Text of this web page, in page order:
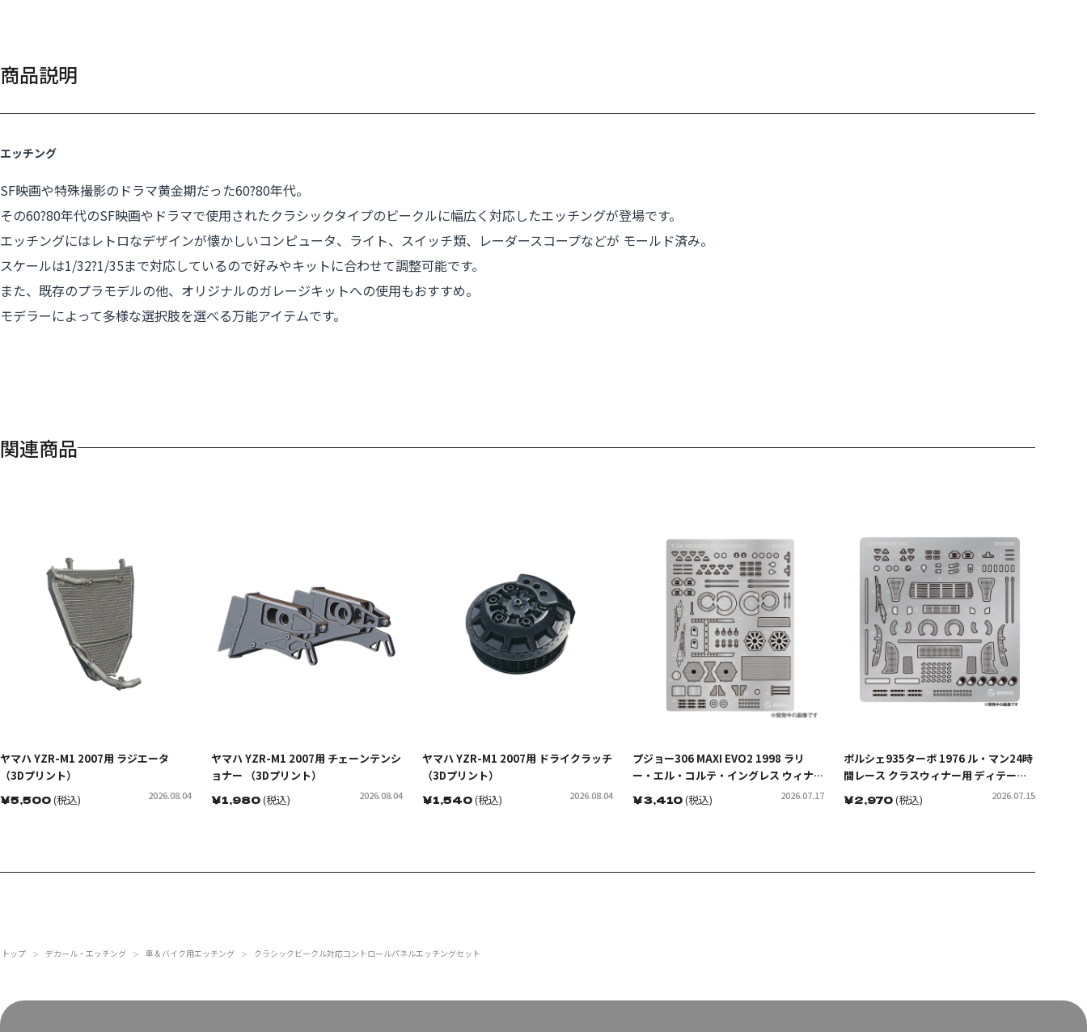
商品説明
エッチング
SF映画や特殊撮影のドラマ黄金期だった60?80年代。
その60?80年代のSF映画やドラマで使用されたクラシックタイプのビークルに幅広く対応したエッチングが登場です。
エッチングにはレトロなデザインが懐かしいコンピュータ、ライト、スイッチ類、レーダースコープなどが モールド済み。
スケールは1/32?1/35まで対応しているので好みやキットに合わせて調整可能です。
また、既存のプラモデルの他、オリジナルのガレージキットへの使用もおすすめ。
モデラーによって多様な選択肢を選べる万能アイテムです。
関連商品
ヤマハ YZR-M1 2007用 ラジエータ
（3Dプリント）
￥5,500(税込) 2026.08.04
ヤマハ YZR-M1 2007用 チェーンテンシ
ョナー （3Dプリント）
￥1,980(税込) 2026.08.04
ヤマハ YZR-M1 2007用 ドライクラッチ
（3Dプリント）
￥1,540(税込) 2026.08.04
プジョー306 MAXI EVO2 1998 ラリ
ー・エル・コルテ・イングレス ウィナ
ー用 ディテールアップパーツ
￥3,410(税込) 2026.07.17
ポルシェ935ターボ 1976 ル・マン24時
間レース クラスウィナー用 ディテール
アップパーツ
￥2,970(税込) 2026.07.15
トップ ＞ デカール・エッチング ＞ 車 & バイク用エッチング ＞ クラシックビークル対応コントロールパネルエッチングセット